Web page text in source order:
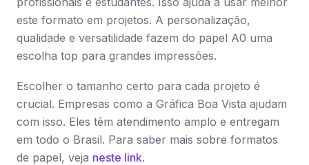
este formato em projetos. A personalização,
qualidade e versatilidade fazem do papel A0 uma
escolha top para grandes impressões.
Escolher o tamanho certo para cada projeto é
crucial. Empresas como a Gráfica Boa Vista ajudam
com isso. Eles têm atendimento amplo e entregam
em todo o Brasil. Para saber mais sobre formatos
de papel, veja neste link.